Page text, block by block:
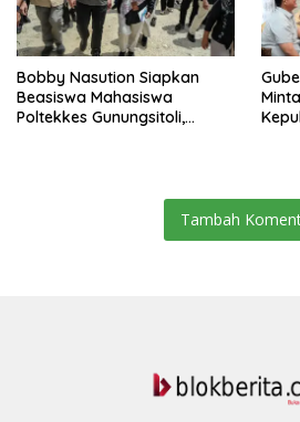
Bobby Nasution Siapkan
Beasiswa Mahasiswa
Poltekkes Gunungsitoli,
Tambah